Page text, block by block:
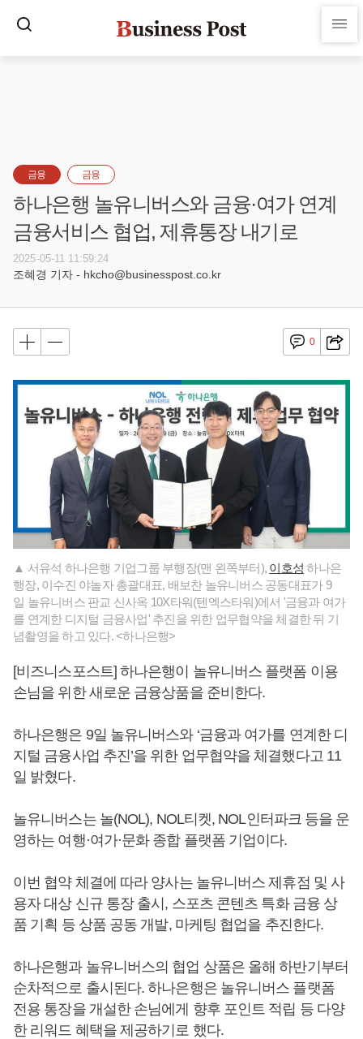
금융 금융
하나은행 놀유니버스와 금융·여가 연계
금융서비스 협업, 제휴통장 내기로
2025-05-11 11:59:24
조혜경 기자 - hkcho@businesspost.co.kr
0
▲ 서유석 하나은행 기업그룹 부행장(맨 왼쪽부터), 이호성 하나은
행장, 이수진 야놀자 총괄대표, 배보찬 놀유니버스 공동대표가 9
일 놀유니버스 판교 신사옥 10X타워(텐엑스타워)에서 '금융과 여가
를 연계한 디지털 금융사업' 추진을 위한 업무협약을 체결한 뒤 기
념촬영을 하고 있다. <하나은행>
[비즈니스포스트] 하나은행이 놀유니버스 플랫폼 이용
손님을 위한 새로운 금융상품을 준비한다.
하나은행은 9일 놀유니버스와 ‘금융과 여가를 연계한 디
지털 금융사업 추진’을 위한 업무협약을 체결했다고 11
일 밝혔다.
놀유니버스는 놀(NOL), NOL티켓, NOL인터파크 등을 운
영하는 여행·여가·문화 종합 플랫폼 기업이다.
이번 협약 체결에 따라 양사는 놀유니버스 제휴점 및 사
용자 대상 신규 통장 출시, 스포츠 콘텐츠 특화 금융 상
품 기획 등 상품 공동 개발, 마케팅 협업을 추진한다.
하나은행과 놀유니버스의 협업 상품은 올해 하반기부터
순차적으로 출시된다. 하나은행은 놀유니버스 플랫폼
전용 통장을 개설한 손님에게 향후 포인트 적립 등 다양
한 리워드 혜택을 제공하기로 했다.